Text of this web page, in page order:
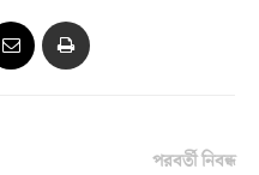
পরবর্তী নিবন্ধ